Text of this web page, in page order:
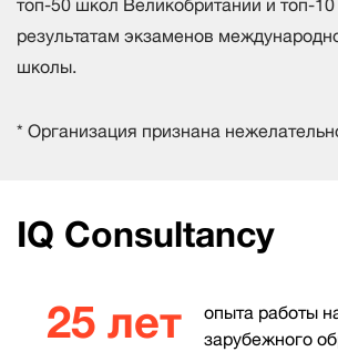
результатам экзаменов
школы.
* Организация признана
IQ Consultancy
25 лет
опыта работы
зарубежного